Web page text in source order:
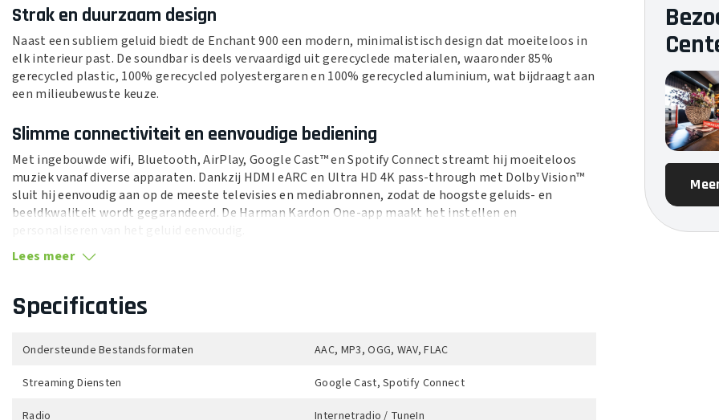
Strak en duurzaam design
Naast een subliem geluid biedt de Enchant 900 een modern, minimalistisch design dat moeiteloos in
elk interieur past. De soundbar is deels vervaardigd uit gerecyclede materialen, waaronder 85%
gerecycled plastic, 100% gerecycled polyestergaren en 100% gerecycled aluminium, wat bijdraagt aan
een milieubewuste keuze.
Slimme connectiviteit en eenvoudige bediening
Met ingebouwde wifi, Bluetooth, AirPlay, Google Cast™ en Spotify Connect streamt hij moeiteloos
muziek vanaf diverse apparaten. Dankzij HDMI eARC en Ultra HD 4K pass-through met Dolby Vision™
sluit hij eenvoudig aan op de meeste televisies en mediabronnen, zodat de hoogste geluids- en
beeldkwaliteit wordt gegarandeerd. De Harman Kardon One-app maakt het instellen en
De PureVoice-technologie zorgt ervoor dat dialogen altijd helder en goed verstaanbaar blijven,
ongeacht het volume. Daarnaast past de automatische geluidskalibratie de instellingen aan op basis
Uitbreidbaar voor een ultieme surroundervaring
de Harman Kardon Enchant Sub en extra draadloze luidsprekers voor een complete 7.1.4-kanaals
Lees meer
Specificaties
Ondersteunde Bestandsformaten AAC, MP3, OGG, WAV, FLAC
Streaming Diensten Google Cast, Spotify Connect
Radio Internetradio / TuneIn